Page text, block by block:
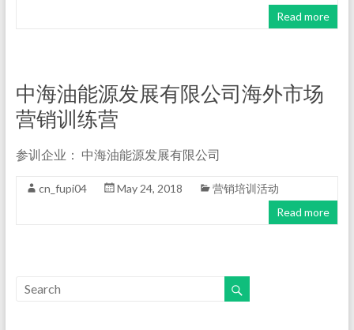
Read more
中海油能源发展有限公司海外市场
营销训练营
参训企业： 中海油能源发展有限公司
cn_fupi04 May 24, 2018
营销培训活动
Read more